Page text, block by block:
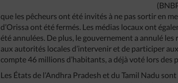
que les pêcheurs ont été invités à ne pas sortir en
d’Orissa ont été fermés. Les médias locaux ont
été annulées. De plus, le gouvernement a annulé
aux autorités locales d’intervenir et de participer
compte 46 millions d’habitants, a déjà voté lors des
Les États de l’Andhra Pradesh et du Tamil Nadu